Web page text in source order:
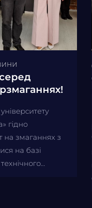
гідно
на змаганнях з
на базі